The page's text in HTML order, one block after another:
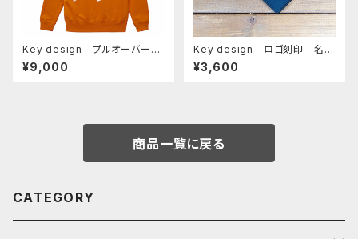
Key design プルオーバーフ
ーディー：IT'S NEVER TOO L
ATE＿ORENGE×WHITE
¥9,000
Key design ロゴ刻印 名刺
入れ(レザー)
¥3,600
商品一覧に戻る
CATEGORY